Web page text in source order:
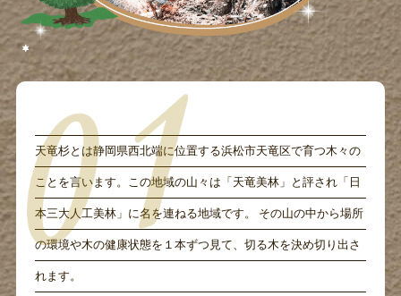
天竜杉とは静岡県西北端に位置する浜松市天竜区で育つ木々の
ことを言います。この地域の山々は「天竜美林」と評され「日
本三大人工美林」に名を連ねる地域です。 その山の中から場所
の環境や木の健康状態を１本ずつ見て、切る木を決め切り出さ
れます。